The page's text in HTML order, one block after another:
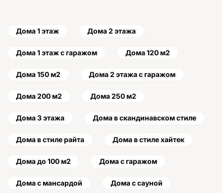
Дома 1 этаж Дома 2 этажа
Дома 1 этаж с гаражом Дома 120 м2
Дома 150 м2 Дома 2 этажа с гаражом
Дома 200 м2 Дома 250 м2
Дома 3 этажа Дома в скандинавском стиле
Дома в стиле райта Дома в стиле хайтек
Дома до 100 м2 Дома с гаражом
Дома с мансардой Дома с сауной